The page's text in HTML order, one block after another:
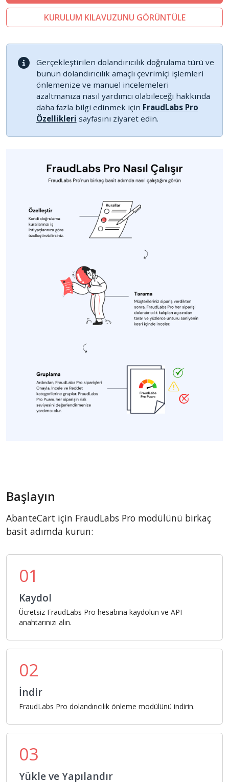
WISECP
ThirtyBees
Shopware
Sylius
KURULUM KILAVUZUNU GÖRÜNTÜLE
Gerçekleştirilen dolandırıcılık doğrulama türü ve
bunun dolandırıcılık amaçlı çevrimiçi işlemleri
önlemenize ve manuel incelemeleri
azaltmanıza nasıl yardımcı olabileceği hakkında
daha fazla bilgi edinmek için FraudLabs Pro
Özellikleri sayfasını ziyaret edin.
Başlayın
AbanteCart için FraudLabs Pro modülünü birkaç
basit adımda kurun:
01
Kaydol
Ücretsiz FraudLabs Pro hesabına kaydolun ve API
anahtarınızı alın.
02
İndir
FraudLabs Pro dolandırıcılık önleme modülünü indirin.
03
Yükle ve Yapılandır